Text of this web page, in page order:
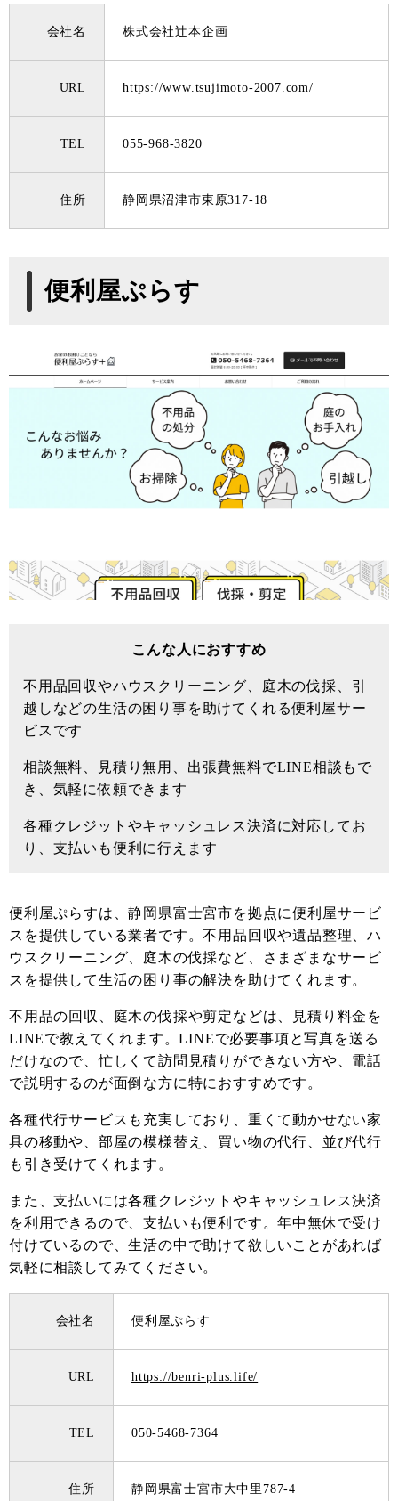
会社名 株式会社辻本企画
URL https://www.tsujimoto-2007.com/
TEL 055-968-3820
住所 静岡県沼津市東原317-18
便利屋ぷらす
こんな人におすすめ
不用品回収やハウスクリーニング、庭木の伐採、引
越しなどの生活の困り事を助けてくれる便利屋サー
ビスです
相談無料、見積り無用、出張費無料でLINE相談もで
き、気軽に依頼できます
各種クレジットやキャッシュレス決済に対応してお
り、支払いも便利に行えます
便利屋ぷらすは、静岡県富士宮市を拠点に便利屋サービ
スを提供している業者です。不用品回収や遺品整理、ハ
ウスクリーニング、庭木の伐採など、さまざまなサービ
スを提供して生活の困り事の解決を助けてくれます。
不用品の回収、庭木の伐採や剪定などは、見積り料金を
LINEで教えてくれます。LINEで必要事項と写真を送る
だけなので、忙しくて訪問見積りができない方や、電話
で説明するのが面倒な方に特におすすめです。
各種代行サービスも充実しており、重くて動かせない家
具の移動や、部屋の模様替え、買い物の代行、並び代行
も引き受けてくれます。
また、支払いには各種クレジットやキャッシュレス決済
を利用できるので、支払いも便利です。年中無休で受け
付けているので、生活の中で助けて欲しいことがあれば
気軽に相談してみてください。
会社名 便利屋ぷらす
URL https://benri-plus.life/
TEL 050-5468-7364
住所 静岡県富士宮市大中里787-4